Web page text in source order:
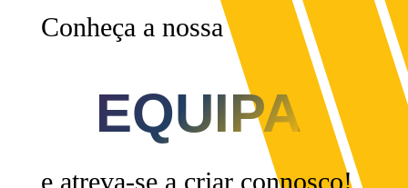
Conheça a nossa
EQUIPA
e atreva-se a criar connosco!